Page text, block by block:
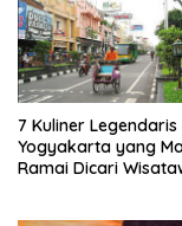
7 Kuliner Legendaris
Yogyakarta yang
Ramai Dicari